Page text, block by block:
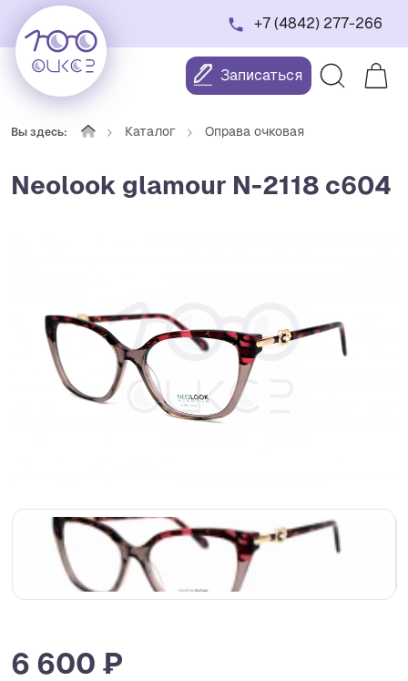
+7 (4842) 277-266
Записаться
Вы здесь: Каталог Оправа очковая
Neolook glamour N-2118 c604
6 600 ₽